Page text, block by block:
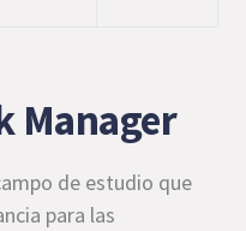
Manager
de estudio que
para las